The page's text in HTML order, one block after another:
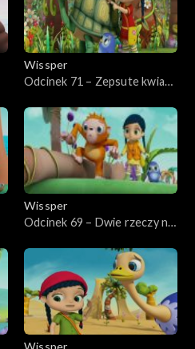
Wissper
Odcinek 71 – Zepsute kwiaty
Wissper
Odcinek 69 – Dwie rzeczy na
Wissper